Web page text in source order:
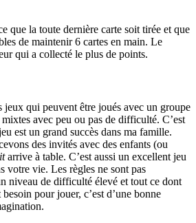
que la toute dernière carte soit tirée et que
de maintenir 6 cartes en main. Le
qui a collecté le plus de points.
jeux qui peuvent être joués avec un groupe
mixtes avec peu ou pas de difficulté. C’est
est un grand succès dans ma famille.
des invités avec des enfants (ou
arrive à table. C’est aussi un excellent jeu
votre vie. Les règles ne sont pas
niveau de difficulté élevé et tout ce dont
pour jouer, c’est d’une bonne